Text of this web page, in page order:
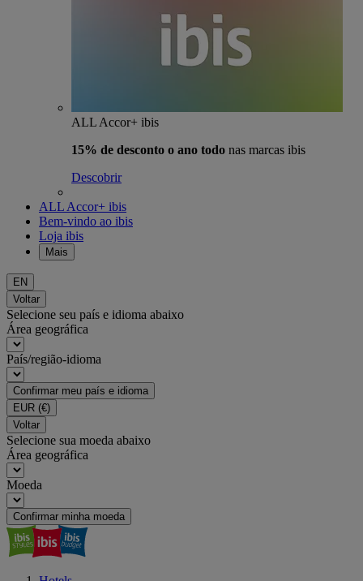
ALL Accor+ ibis
15% de desconto o ano todo nas marcas ibis
Descobrir
ALL Accor+ ibis
Bem-vindo ao ibis
Loja ibis
Mais
EN
Voltar
Selecione seu país e idioma abaixo
Área geográfica
País/região-idioma
Confirmar meu país e idioma
EUR (€)
Voltar
Selecione sua moeda abaixo
Área geográfica
Moeda
Confirmar minha moeda